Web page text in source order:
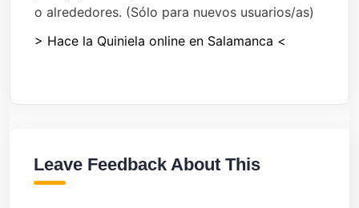
o alrededores. (Sólo para nuevos usuarios/as)
> Hace la Quiniela online en Salamanca <
Leave Feedback About This